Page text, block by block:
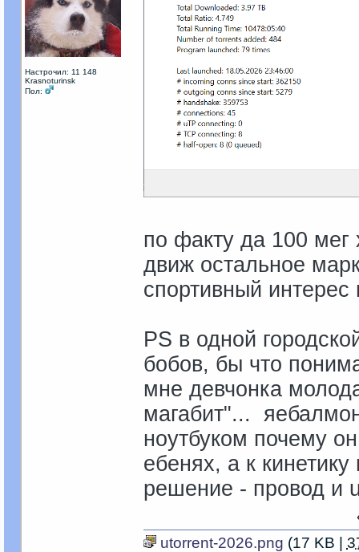
Настрочил: 11 148
Krasnoturinsk
Пол:
по факту да 100 мег
движ остальное
спортивный
PS в одной
бобов, бы что
мне девчонка
магабит"...
ноутбуком почему
ебенях, а к
решение - провод и
utorrent-2026.png (17 KB |